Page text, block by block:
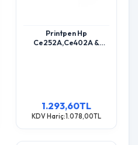
Printpen Hp
Ce252A,Ce402A &
1.293,60TL
KDV Hariç:1.078,00TL